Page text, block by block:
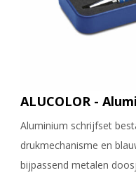
ALUCOLOR -
Aluminium schrijfset
drukmechanisme en
bijpassend metalen